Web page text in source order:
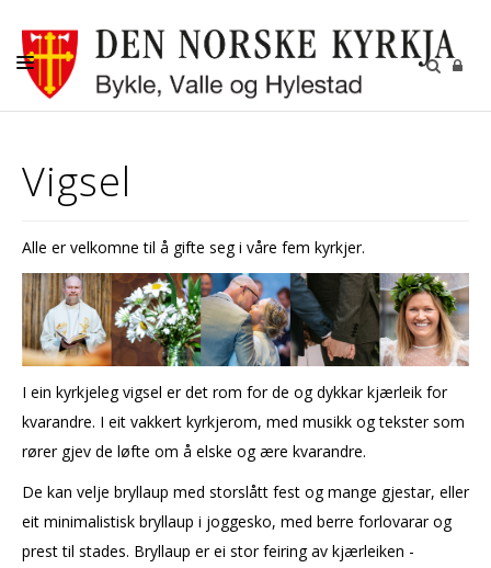
KYRKJER
Vigsel
Alle er velkomne til å gifte seg i våre fem kyrkjer.
I ein kyrkjeleg vigsel er det rom for de og dykkar kjærleik for
kvarandre. I eit vakkert kyrkjerom, med musikk og tekster som
rører gjev de løfte om å elske og ære kvarandre.
De kan velje bryllaup med storslått fest og mange gjestar, eller
eit minimalistisk bryllaup i joggesko, med berre forlovarar og
prest til stades. Bryllaup er ei stor feiring av kjærleiken -